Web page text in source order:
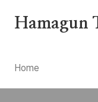
Hamagun
Home